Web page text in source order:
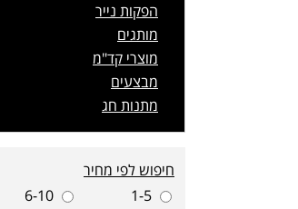
הפקות נייר
מותגים
מוצרי קד"מ
מבצעים
מתנות חג
חיפוש לפי מחיר
1-5
6-10